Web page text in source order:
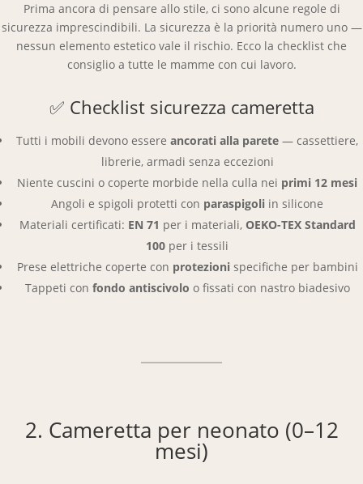
Prima ancora di pensare allo stile, ci sono alcune regole di
sicurezza imprescindibili. La sicurezza è la priorità numero uno —
nessun elemento estetico vale il rischio. Ecco la checklist che
consiglio a tutte le mamme con cui lavoro.
✅ Checklist sicurezza cameretta
Tutti i mobili devono essere ancorati alla parete — cassettiere,
librerie, armadi senza eccezioni
Niente cuscini o coperte morbide nella culla nei primi 12 mesi
Angoli e spigoli protetti con paraspigoli in silicone
Materiali certificati: EN 71 per i materiali, OEKO-TEX Standard
100 per i tessili
Prese elettriche coperte con protezionispecifiche per bambini
Tappeti con fondo antiscivolo o fissati con nastro biadesivo
2. Cameretta per neonato (0–12
mesi)